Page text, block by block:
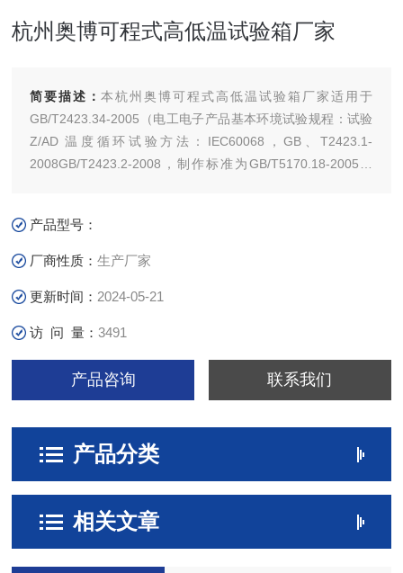
杭州奥博可程式高低温试验箱厂家
简要描述：本杭州奥博可程式高低温试验箱厂家适用于
GB/T2423.34-2005（电工电子产品基本环境试验规程：试验
Z/AD 温度循环试验方法：IEC60068，GB、T2423.1-
2008GB/T2423.2-2008，制作标准为GB/T5170.18-2005，
产品型号：
厂商性质：生产厂家
更新时间： 2024-05-21
访 问 量：3491
产品咨询 联系我们
产品分类
相关文章